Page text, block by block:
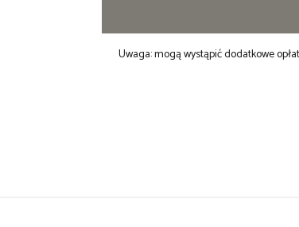
Uwaga: mogą wystąpić dodatkowe